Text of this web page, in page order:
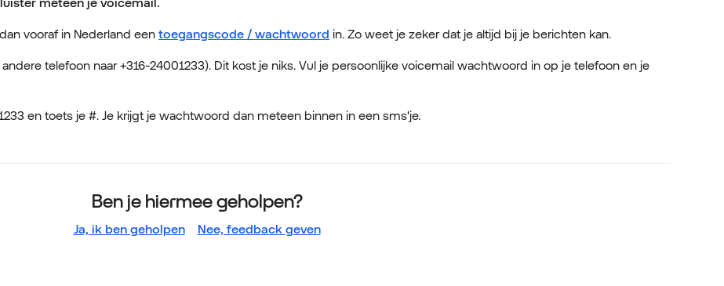
vooraf in Nederland een toegangscode / wachtwoord in. Zo weet je zeker dat je altijd bij je berichten kan.
telefoon naar +316-24001233). Dit kost je niks. Vul je persoonlijke voicemail wachtwoord in op je telefoon en je
en toets je #. Je krijgt je wachtwoord dan meteen binnen in een sms'je.
Ben je hiermee geholpen?
Ja, ik ben geholpen Nee, feedback geven